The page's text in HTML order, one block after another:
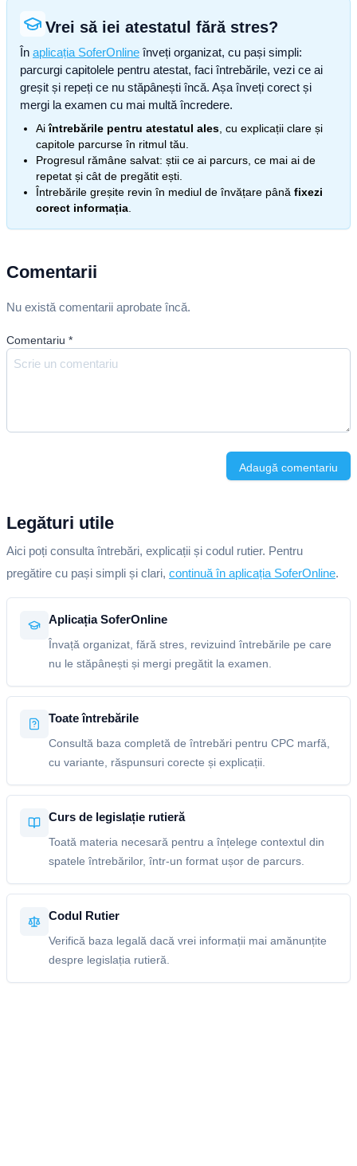
Vrei să iei atestatul fără stres?
În aplicația SoferOnline înveți organizat, cu pași simpli:
parcurgi capitolele pentru atestat, faci întrebările, vezi ce ai
greșit și repeți ce nu stăpânești încă. Așa înveți corect și
mergi la examen cu mai multă încredere.
Aiîntrebările pentru atestatul ales , cu explicații clare și
capitole parcurse în ritmul tău.
Progresul rămâne salvat: știi ce ai parcurs, ce mai ai de
repetat și cât de pregătit ești.
Întrebările greșite revin în mediul de învățare până fixezi
corect informația
Comentarii
Nu există comentarii aprobate încă.
Comentariu *
Adaugă comentariu
Legături utile
Aici poți consulta întrebări, explicații și codul rutier. Pentru
pregătire cu pași simpli și clari, continuă în aplicația SoferOnline.
Aplicația SoferOnline
Învață organizat, fără stres, revizuind întrebările pe care
nu le stăpânești și mergi pregătit la examen.
Toate întrebările
Consultă baza completă de întrebări pentru CPC marfă,
cu variante, răspunsuri corecte și explicații.
Curs de legislație rutieră
Toată materia necesară pentru a înțelege contextul din
spatele întrebărilor, într-un format ușor de parcurs.
Codul Rutier
Verifică baza legală dacă vrei informații mai amănunțite
despre legislația rutieră.